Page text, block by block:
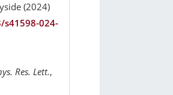
(2024)
s41598-024-
Res. Lett.,